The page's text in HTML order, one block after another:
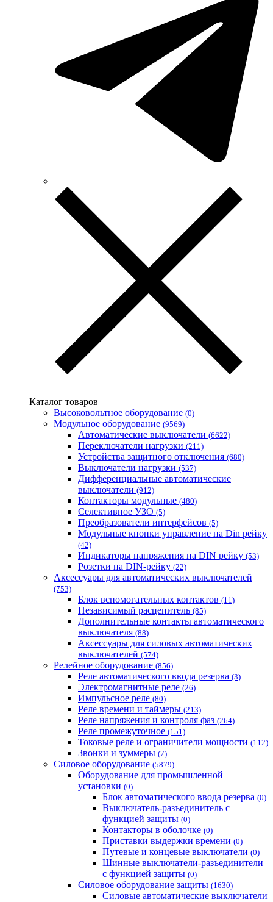
Technoelectric (Италия)
Technosystems (Украина)
TEKPAN (Турция)
TeleTec (Украина)
Vargo (Украина)
Vector VS
Vimar (Италия)
Volter (Украина)
Volterm (Украина)
Wago (Германия)
АС Привод (Украина)
АСКО-УКРЕМ (Украина)
Запорожский завод цветных металлов (ЗЗЦМ)
Каблекс Одесса
Мегомметр (Украина)
Промфактор
Термофит
Укрэнерго-Альянс (Украина)
Каталог товаров
Высоковольтное оборудование (0)
Модульное оборудование (9569)
Автоматические выключатели (6622)
Переключатели нагрузки (211)
Устройства защитного отключения (680)
Выключатели нагрузки (537)
Дифференциальные автоматические
выключатели (912)
Контакторы модульные (480)
Селективное УЗО (5)
Преобразователи интерфейсов (5)
Модульные кнопки управление на Din рейку
(42)
Индикаторы напряжения на DIN рейку (53)
Розетки на DIN-рейку (22)
Аксессуары для автоматических выключателей
(753)
Блок вспомогательных контактов (11)
Независимый расцепитель (85)
Дополнительные контакты автоматического
выключателя (88)
Аксессуары для силовых автоматических
выключателей (574)
Релейное оборудование (856)
Реле автоматического ввода резерва (3)
Электромагнитные реле (26)
Импульсное реле (80)
Реле времени и таймеры (213)
Реле напряжения и контроля фаз (264)
Реле промежуточное (151)
Токовые реле и ограничители мощности (112)
Звонки и зуммеры (7)
Силовое оборудование (5879)
Оборудование для промышленной
установки (0)
Блок автоматического ввода резерва (0)
Выключатель-разъединитель с
функцией защиты (0)
Контакторы в оболочке (0)
Приставки выдержки времени (0)
Путевые и концевые выключатели (0)
Шинные выключатели-разъединители
с функцией защиты (0)
Силовое оборудование защиты (1630)
Силовые автоматические выключатели